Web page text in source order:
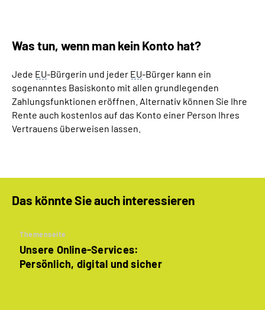
Was tun, wenn man kein Konto hat?
Jede EU-Bürgerin und jeder EU-Bürger kann ein
sogenanntes Basiskonto mit allen grundlegenden
Zahlungsfunktionen eröffnen. Alternativ können Sie Ihre
Rente auch kostenlos auf das Konto einer Person Ihres
Vertrauens überweisen lassen.
Das könnte Sie auch interessieren
Themenseite
Unsere Online-Services:
Persönlich, digital und sicher